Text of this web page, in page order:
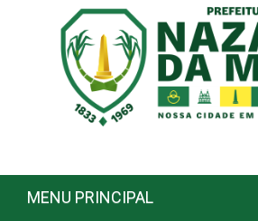
MENU PRINCIPAL